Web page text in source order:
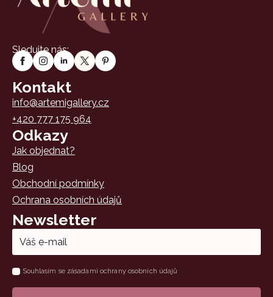
Sledujte nás:
Kontakt
info@artemigallery.cz
+420 777 175 964
Odkazy
Jak objednat?
Blog
Obchodní podmínky
Ochrana osobních údajů
Newsletter
Email
NameSouhlasím se zásadami ochrany osobních údajů